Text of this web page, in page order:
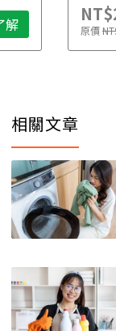
解 原價
相關文章